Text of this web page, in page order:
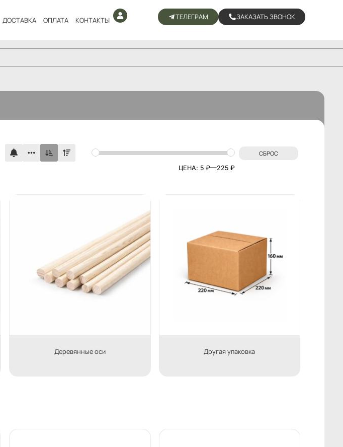
ТЕЛЕГРАМ ЗАКАЗАТЬ ЗВОНОК
ДОСТАВКА ОПЛАТА КОНТАКТЫ
ЦЕНА: 5 ₽—225 ₽
СБРОС
Деревянные оси Другая упаковка